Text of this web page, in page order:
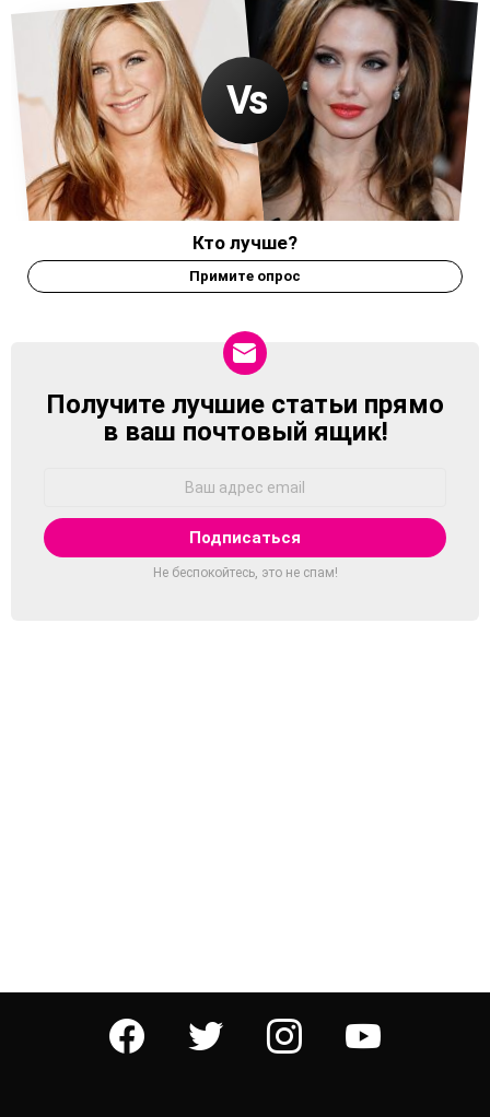
Кто лучше?
Примите опрос
NEWSLETTER
Получите лучшие статьи прямо
в ваш почтовый ящик!
Не беспокойтесь, это не спам!
facebook twitter instagram